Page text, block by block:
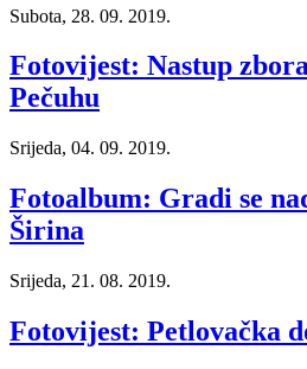
Subota, 28. 09. 2019.
Fotovijest: Nastup
Pečuhu
Srijeda, 04. 09. 2019.
Fotoalbum: Gradi se
Širina
Srijeda, 21. 08. 2019.
Fotovijest: Petlovačka